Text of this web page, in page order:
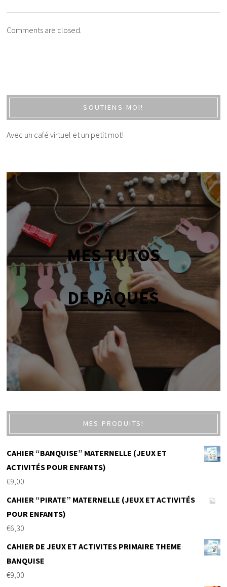
Comments are closed.
SOUTIENS-MOI!
Avec un café virtuel et un petit mot!
MES TUTOS
DE PÂQUES
MES PRODUITS!
CAHIER “BANQUISE” MATERNELLE (JEUX ET
ACTIVITÉS POUR ENFANTS)
€9,00
CAHIER “PIRATE” MATERNELLE (JEUX ET ACTIVITÉS
POUR ENFANTS)
€6,30
CAHIER DE JEUX ET ACTIVITES PRIMAIRE THEME
BANQUISE
€9,00